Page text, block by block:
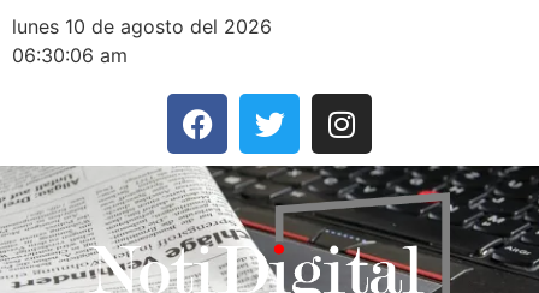
lunes 10 de agosto del 2026
06:30:06 am